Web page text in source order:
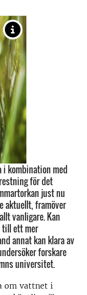
i kombination med
för det
just nu
aktuellt, framöver
vanligare. Kan
till ett mer
annat kan klara av
forskare
universitet.
om vattnet i